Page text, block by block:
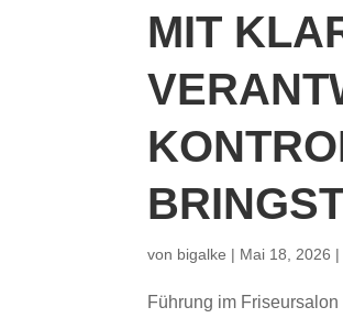
MIT
von bigalke | Mai 18, 2026 |
Führung im